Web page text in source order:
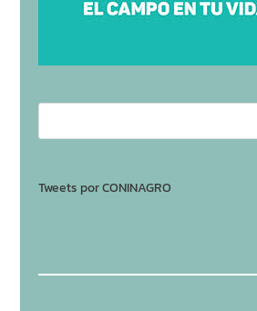
Tweets por CONINAGRO